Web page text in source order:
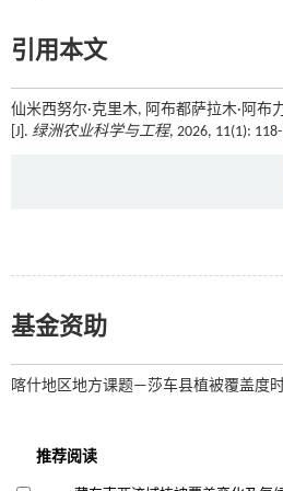
引用本文
仙米西努尔·克里木, 阿布都萨拉木·阿
[J]. 绿洲农业科学与工程, 2026, 11(1):
基金资助
喀什地区地方课题—莎车县植被覆盖度时